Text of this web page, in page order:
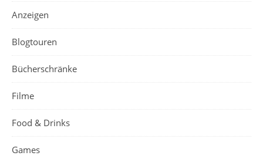
Anzeigen
Blogtouren
Bücherschränke
Filme
Food & Drinks
Games